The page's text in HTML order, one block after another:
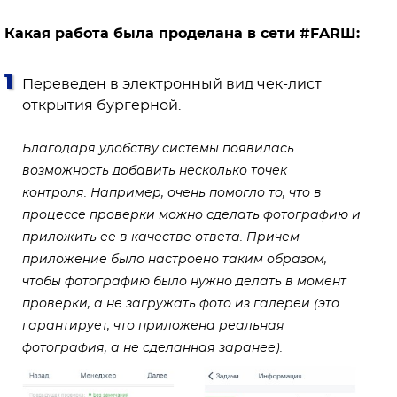
Какая работа была проделана в сети #FARШ:
Переведен в электронный вид чек-лист
открытия бургерной.
Благодаря удобству системы появилась
возможность добавить несколько точек
контроля. Например, очень помогло то, что в
процессе проверки можно сделать фотографию и
приложить ее в качестве ответа. Причем
приложение было настроено таким образом,
чтобы фотографию было нужно делать в момент
проверки, а не загружать фото из галереи (это
гарантирует, что приложена реальная
фотография, а не сделанная заранее).